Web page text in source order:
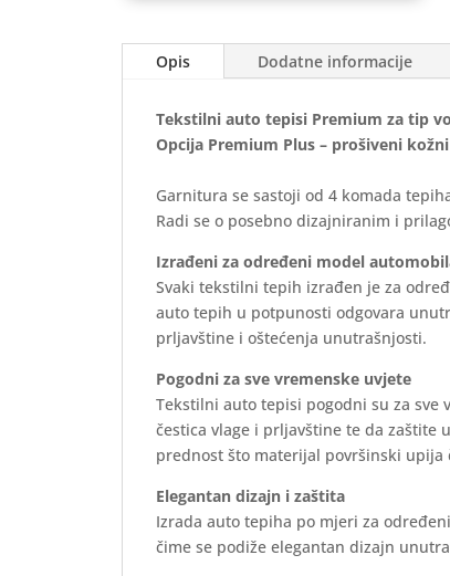
Opis Dodatne informacije
Tekstilni auto tepisi Premium za tip
Opcija Premium Plus – prošiveni
Garnitura se sastoji od 4 komada
Radi se o posebno dizajniranim i
Izrađeni za određeni model
Svaki tekstilni tepih izrađen je za
auto tepih u potpunosti odgovara
prljavštine i oštećenja unutrašnjosti.
Pogodni za sve vremenske uvjete
Tekstilni auto tepisi pogodni su za sve
čestica vlage i prljavštine te da
prednost što materijal površinski
Elegantan dizajn i zaštita
Izrada auto tepiha po mjeri za
čime se podiže elegantan dizajn